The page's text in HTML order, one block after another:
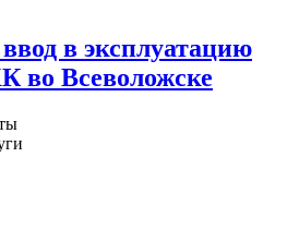
в эксплуатацию
во Всеволожске